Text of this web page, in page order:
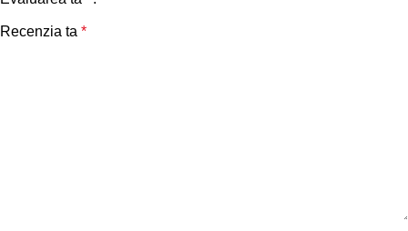
Recenzia ta *